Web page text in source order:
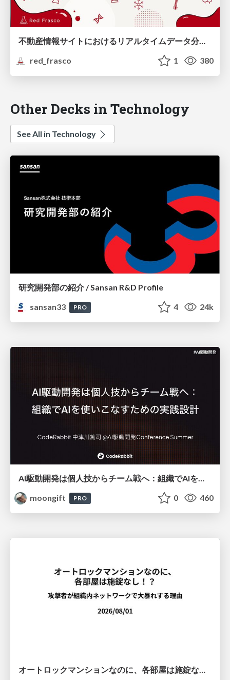
不動産情報サイトにおけるリアルタイムデータ分析基盤の活用
red_frasco
1 380
Other Decks in Technology
See All in Technology
研究開発部の紹介 / Sansan R&D Profile
sansan33
PRO 4 24k
AI駆動開発は個人技からチーム戦へ：組織でAIを使いこなすための実践設計
moongift
PRO 0 460